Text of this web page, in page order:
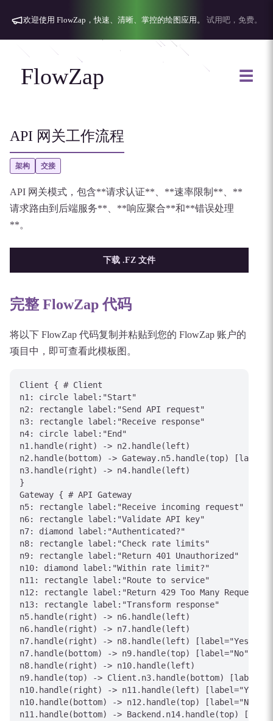
欢迎使用 FlowZap，快速、清晰、掌控的绘图应用。 试用吧，免费。
FlowZap ☰
API 网关工作流程
架构 交接
API 网关模式，包含**请求认证**、**速率限制**、**
请求路由到后端服务**、**响应聚合**和**错误处理
**。
下载 .FZ 文件
完整 FlowZap 代码
将以下 FlowZap 代码复制并粘贴到您的 FlowZap 账户的
项目中，即可查看此模板图。
Client { # Client
n1: circle label:"Start"
n2: rectangle label:"Send API request"
n3: rectangle label:"Receive response"
n4: circle label:"End"
n1.handle(right) -> n2.handle(left)
n2.handle(bottom) -> Gateway.n5.handle(top)
n3.handle(right) -> n4.handle(left)
}
Gateway { # API Gateway
n5: rectangle label:"Receive incoming request"
n6: rectangle label:"Validate API key"
n7: diamond label:"Authenticated?"
n8: rectangle label:"Check rate limits"
n9: rectangle label:"Return 401 Unauthorized"
n10: diamond label:"Within rate limit?"
n11: rectangle label:"Route to service"
n12: rectangle label:"Return 429 Too Many Requests"
n13: rectangle label:"Transform response"
n5.handle(right) -> n6.handle(left)
n6.handle(right) -> n7.handle(left)
n7.handle(right) -> n8.handle(left) [label="Yes"]
n7.handle(bottom) -> n9.handle(top) [label="No"]
n8.handle(right) -> n10.handle(left)
n9.handle(top) -> Client.n3.handle(bottom)
n10.handle(right) -> n11.handle(left) [label="Yes"]
n10.handle(bottom) -> n12.handle(top) [label="No"]
n11.handle(bottom) -> Backend.n14.handle(top)